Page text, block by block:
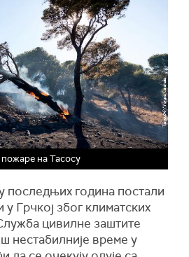
на Тасосу
година постали
Грчкој због климатских
цивилне заштите
нестабилније време у